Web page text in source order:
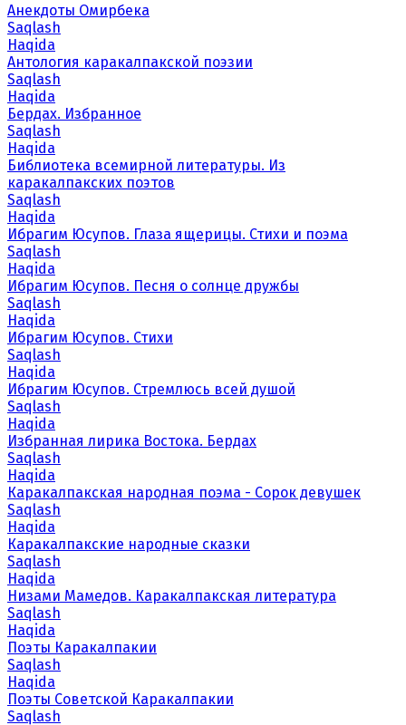
Анекдоты Омирбека
Saqlash
Haqida
Антология каракалпакской поэзии
Saqlash
Haqida
Бердах. Избранное
Saqlash
Haqida
Библиотека всемирной литературы. Из
каракалпакских поэтов
Saqlash
Haqida
Ибрагим Юсупов. Глаза ящерицы. Стихи и поэма
Saqlash
Haqida
Ибрагим Юсупов. Песня о солнце дружбы
Saqlash
Haqida
Ибрагим Юсупов. Стихи
Saqlash
Haqida
Ибрагим Юсупов. Стремлюсь всей душой
Saqlash
Haqida
Избранная лирика Востока. Бердах
Saqlash
Haqida
Каракалпакская народная поэма - Сорок девушек
Saqlash
Haqida
Каракалпакские народные сказки
Saqlash
Haqida
Низами Мамедов. Каракалпакская литература
Saqlash
Haqida
Поэты Каракалпакии
Saqlash
Haqida
Поэты Советской Каракалпакии
Saqlash